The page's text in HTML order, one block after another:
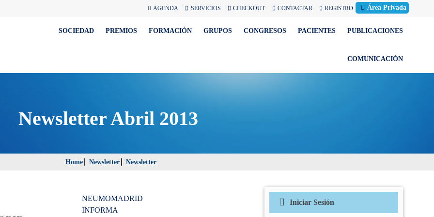
AGENDA SERVICIOS CHECKOUT CONTACTAR REGISTRO Área Privada
SOCIEDAD PREMIOS FORMACIÓN GRUPOS CONGRESOS PACIENTES PUBLICACIONES
COMUNICACIÓN
Newsletter Abril 2013
Home Newsletter Newsletter
NEUMOMADRID
INFORMA
Iniciar Sesión